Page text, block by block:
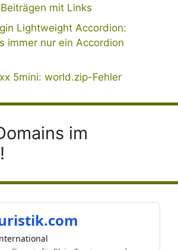
mit Links
Lightweight Accordion:
immer nur ein Accordion
5mini: world.zip-Fehler
im